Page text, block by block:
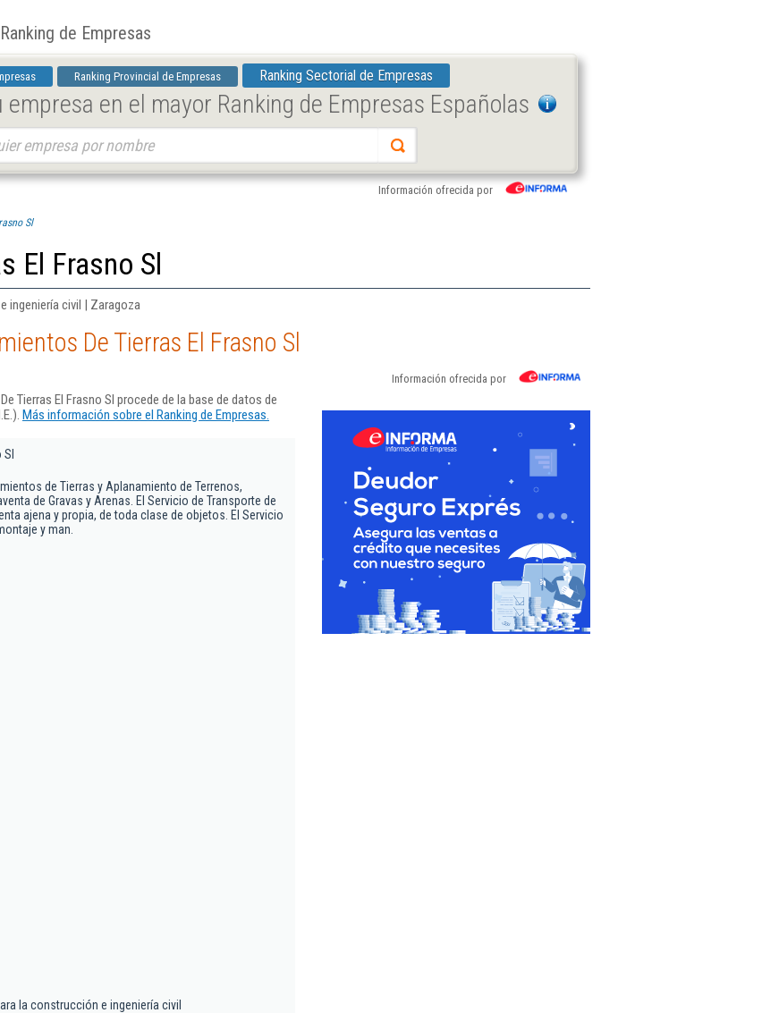
Ranking de Empresas
Ranking Provincial de Empresas Ranking Sectorial de Empresas
en el mayor Ranking de Empresas Españolas
Información ofrecida por
Sl
El Frasno Sl
ingeniería civil | Zaragoza
De Tierras El Frasno Sl
Información ofrecida por
Tierras El Frasno Sl procede de la base de datos de
Más información sobre el Ranking de Empresas.
de Tierras y Aplanamiento de Terrenos,
de Gravas y Arenas. El Servicio de Transporte de
ajena y propia, de toda clase de objetos. El Servicio
y man.
la construcción e ingeniería civil